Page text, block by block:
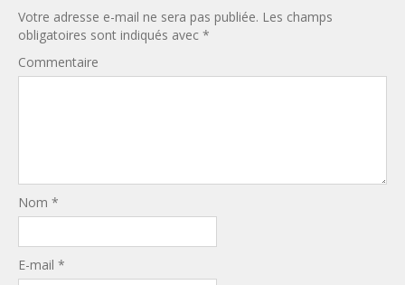
Votre adresse e-mail ne sera pas publiée. Les champs
obligatoires sont indiqués avec *
Commentaire
Nom *
E-mail *